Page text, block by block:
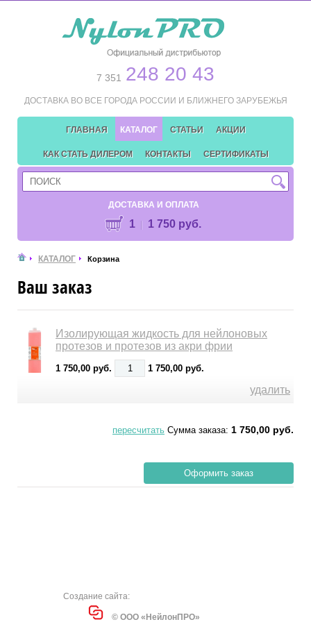
7 351 248 20 43
ДОСТАВКА ВО ВСЕ ГОРОДА РОССИИ И БЛИЖНЕГО ЗАРУБЕЖЬЯ
ГЛАВНАЯ КАТАЛОГ СТАТЬИ АКЦИИ
КАК СТАТЬ ДИЛЕРОМ КОНТАКТЫ СЕРТИФИКАТЫ
ДОСТАВКА И ОПЛАТА
1 1 750 руб.
КАТАЛОГ Корзина
Ваш заказ
Изолирующая жидкость для нейлоновых
протезов и протезов из акри фрии
1 750,00 руб. 1 750,00 руб.
удалить
Сумма заказа: 1 750,00 руб.
© ООО «НейлонПРО»
Создание сайта: